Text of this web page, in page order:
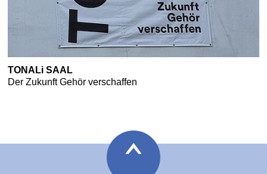
TONALi SAAL
Der Zukunft Gehör verschaffen